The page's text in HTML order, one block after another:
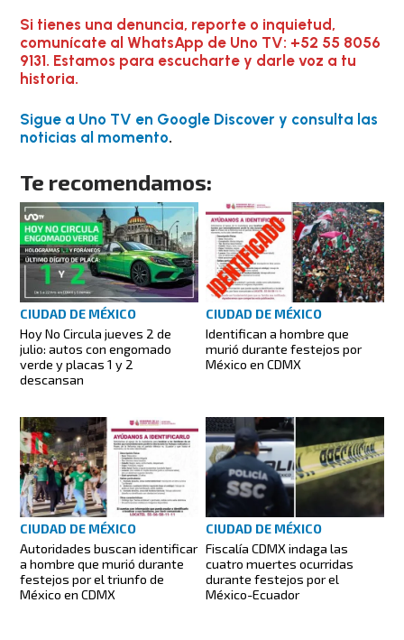
Si tienes una denuncia, reporte o inquietud,
comunícate al WhatsApp de Uno TV: +52 55 8056
9131. Estamos para escucharte y darle voz a tu
historia.
Sigue a Uno TV en Google Discover y consulta las
noticias al momento.
Te recomendamos:
CIUDAD DE MÉXICO
Hoy No Circula jueves 2 de
julio: autos con engomado
verde y placas 1 y 2
descansan
CIUDAD DE MÉXICO
Identifican a hombre que
murió durante festejos por
México en CDMX
CIUDAD DE MÉXICO
Autoridades buscan identificar
a hombre que murió durante
festejos por el triunfo de
México en CDMX
CIUDAD DE MÉXICO
Fiscalía CDMX indaga las
cuatro muertes ocurridas
durante festejos por el
México-Ecuador